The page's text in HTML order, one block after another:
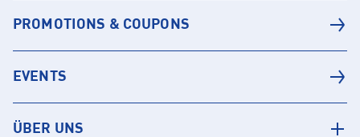
PROMOTIONS & COUPONS
EVENTS
ÜBER UNS